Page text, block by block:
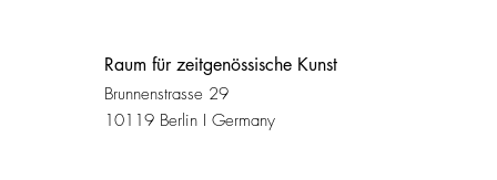
Raum für zeitgenössische Kunst
Brunnenstrasse 29
10119 Berlin I Germany